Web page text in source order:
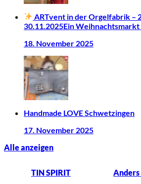
ARTvent in der Orgelfabrik –
30.11.2025Ein
18. November 2025
Handmade LOVE Schwetzingen
17. November 2025
Alle anzeigen
TIN SPIRIT